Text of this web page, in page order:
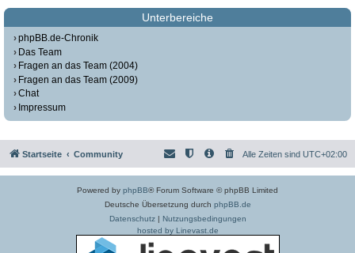
Unterbereiche
phpBB.de-Chronik
Das Team
Fragen an das Team (2004)
Fragen an das Team (2009)
Chat
Impressum
Startseite Community Alle Zeiten sind UTC+02:00
Powered by phpBB® Forum Software © phpBB Limited
Deutsche Übersetzung durch phpBB.de
Datenschutz| Nutzungsbedingungen
hosted by Linevast.de